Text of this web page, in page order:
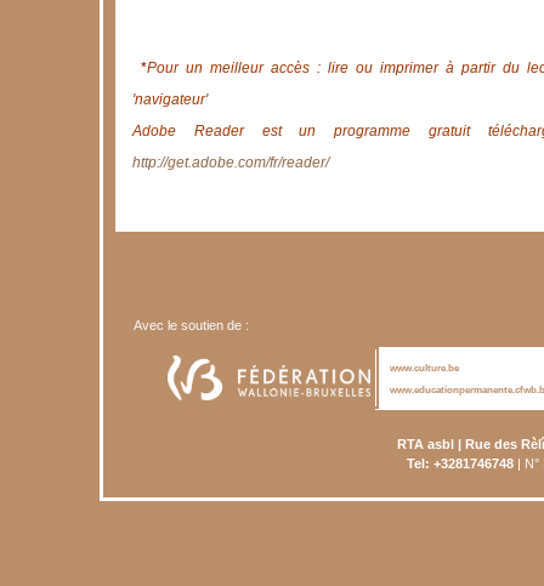
*Pour un meilleur accès : lire ou imprimer à partir du
'navigateur'
Adobe Reader est un programme gratuit
http://get.adobe.com/fr/reader/
Avec le soutien de :
www.culture.be
RTA asbl | Rue des
Tel: +3281746748| N°